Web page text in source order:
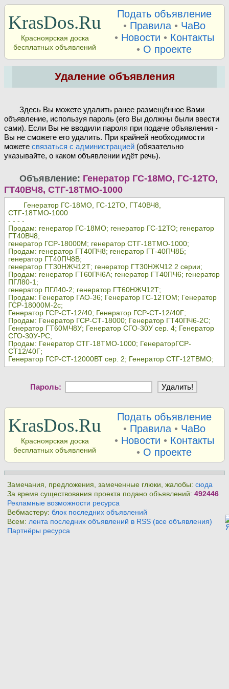
KrasDos.Ru
Красноярская доска
бесплатных объявлений
Подать объявление
• Правила• ЧаВо
• Новости • Контакты
• О проекте
Удаление объявления
Здесь Вы можете удалить ранее размещённое Вами
объявление, используя пароль (его Вы должны были ввести
сами). Если Вы не вводили пароля при подаче объявления -
Вы не сможете его удалить. При крайней необходимости
можете связаться с администрацией(обязательно
указывайте, о каком объявлении идёт речь).
Объявление: Генератор ГС-18МО, ГС-12ТО,
ГТ40ВЧ8, СТГ-18ТМО-1000
Генератор ГС-18МО, ГС-12ТО, ГТ40ВЧ8,
СТГ-18ТМО-1000
- - - -
Продам: генератор ГС-18МО; генератор ГС-12ТО; генератор
ГТ40ВЧ8;
генератор ГСР-18000М; генератор СТГ-18ТМО-1000;
Продам: генератор ГТ40ПЧ8; генератор ГТ-40ПЧ8Б;
генератор ГТ40ПЧ8В;
генератор ГТ30НЖЧ12Т; генератор ГТ30НЖЧ12 2 серии;
Продам: генератор ГТ60ПЧ6А; генератор ГТ40ПЧ6; генератор
ПГЛ80-1;
генератор ПГЛ40-2; генератор ГТ60НЖЧ12Т;
Продам: Генератор ГАО-36; Генератор ГС-12ТОМ; Генератор
ГСР-18000М-2с;
Генератор ГСР-СТ-12/40; Генератор ГСР-СТ-12/40Г;
Продам: Генератор ГСР-СТ-18000; Генератор ГТ40ПЧ6-2С;
Генератор ГТ60МЧ8У; Генератор СГО-30У сер. 4; Генератор
СГО-30У-РС;
Продам: Генератор СТГ-18ТМО-1000; ГенераторГСР-
СТ12/40Г;
Генератор ГСР-СТ-12000ВТ сер. 2; Генератор СТГ-12ТВМО;
Пароль:
KrasDos.Ru
Красноярская доска
бесплатных объявлений
Подать объявление
• Правила• ЧаВо
• Новости • Контакты
• О проекте
Замечания, предложения, замеченные глюки, жалобы:сюда
За время существования проекта подано объявлений:492446
Рекламные возможности ресурса
Вебмастеру:блок последних объявлений
Всем:лента последних объявлений в RSS (все объявления)
Партнёры ресурса